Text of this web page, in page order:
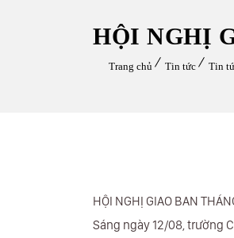
HỘI NGHỊ
Trang chủ Tin tức Tin
HỘI NGHỊ GIAO BAN
Sáng ngày 12/08, trường